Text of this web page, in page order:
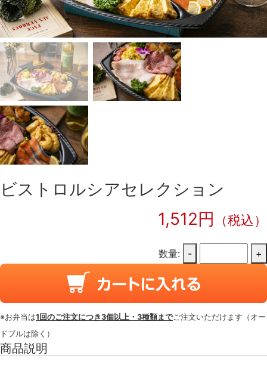
ビストロルシアセレクション
1,512円
（税込）
数量: - +
※お弁当は1回のご注文につき3個以上・3種類までご注文いただけます（オー
ドブルは除く）
商品説明